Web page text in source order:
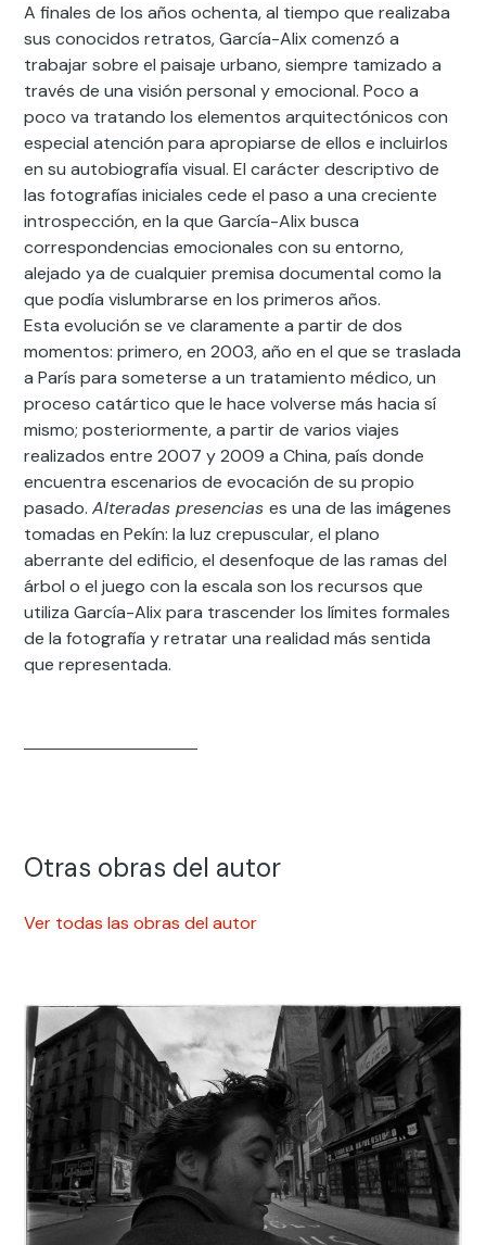
A finales de los años ochenta, al tiempo que realizaba
sus conocidos retratos, García-Alix comenzó a
trabajar sobre el paisaje urbano, siempre tamizado a
través de una visión personal y emocional. Poco a
poco va tratando los elementos arquitectónicos con
especial atención para apropiarse de ellos e incluirlos
en su autobiografía visual. El carácter descriptivo de
las fotografías iniciales cede el paso a una creciente
introspección, en la que García-Alix busca
correspondencias emocionales con su entorno,
alejado ya de cualquier premisa documental como la
que podía vislumbrarse en los primeros años.
Esta evolución se ve claramente a partir de dos
momentos: primero, en 2003, año en el que se traslada
a París para someterse a un tratamiento médico, un
proceso catártico que le hace volverse más hacia sí
mismo; posteriormente, a partir de varios viajes
realizados entre 2007 y 2009 a China, país donde
encuentra escenarios de evocación de su propio
pasado.Alteradas presenciases una de las imágenes
tomadas en Pekín: la luz crepuscular, el plano
aberrante del edificio, el desenfoque de las ramas del
árbol o el juego con la escala son los recursos que
utiliza García-Alix para trascender los límites formales
de la fotografía y retratar una realidad más sentida
que representada.
Otras obras del autor
Ver todas las obras del autor